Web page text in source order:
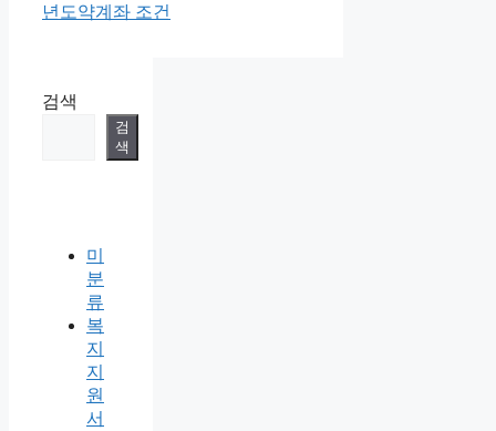
년도약계좌 조건
검색
검
색
미
분
류
복
지
지
원
서